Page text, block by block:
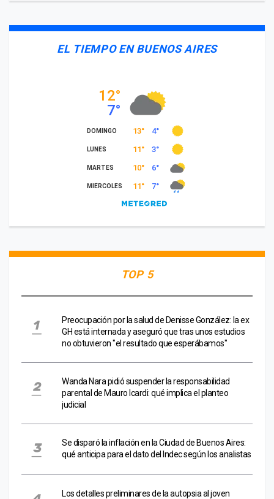
EL TIEMPO EN BUENOS AIRES
TOP 5
Preocupación por la salud de Denisse González: la ex
GH está internada y aseguró que tras unos estudios
no obtuvieron "el resultado que esperábamos"
Wanda Nara pidió suspender la responsabilidad
parental de Mauro Icardi: qué implica el planteo
judicial
Se disparó la inflación en la Ciudad de Buenos Aires:
qué anticipa para el dato del Indec según los analistas
Los detalles preliminares de la autopsia al joven